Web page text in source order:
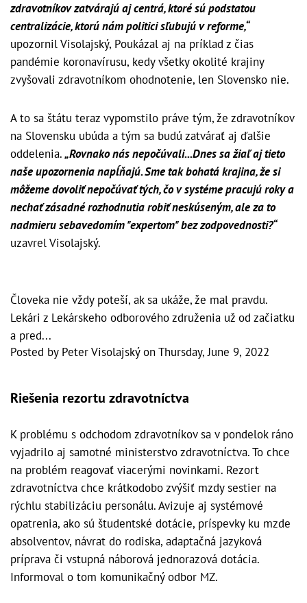
zdravotníkov zatvárajú aj centrá, ktoré sú podstatou
centralizácie, ktorú nám politici sľubujú v reforme,“
upozornil Visolajský, Poukázal aj na príklad z čias
pandémie koronavírusu, kedy všetky okolité krajiny
zvyšovali zdravotníkom ohodnotenie, len Slovensko nie.
A to sa štátu teraz vypomstilo práve tým, že zdravotníkov
na Slovensku ubúda a tým sa budú zatvárať aj ďalšie
oddelenia.„Rovnako nás nepočúvali...Dnes sa žiaľ aj tieto
naše upozornenia napĺňajú. Sme tak bohatá krajina, že si
môžeme dovoliť nepočúvať tých, čo v systéme pracujú roky a
nechať zásadné rozhodnutia robiť neskúseným, ale za to
nadmieru sebavedomím "expertom" bez zodpovednosti?“
uzavrel Visolajský.
Človeka nie vždy poteší, ak sa ukáže, že mal pravdu.
Lekári z Lekárskeho odborového združenia už od začiatku
a pred...
Posted by Peter VisolajskýonThursday, June 9, 2022
Riešenia rezortu zdravotníctva
K problému s odchodom zdravotníkov sa v pondelok ráno
vyjadrilo aj samotné ministerstvo zdravotníctva. To chce
na problém reagovať viacerými novinkami. Rezort
zdravotníctva chce krátkodobo zvýšiť mzdy sestier na
rýchlu stabilizáciu personálu. Avizuje aj systémové
opatrenia, ako sú študentské dotácie, príspevky ku mzde
absolventov, návrat do rodiska, adaptačná jazyková
príprava či vstupná náborová jednorazová dotácia.
Informoval o tom komunikačný odbor MZ.